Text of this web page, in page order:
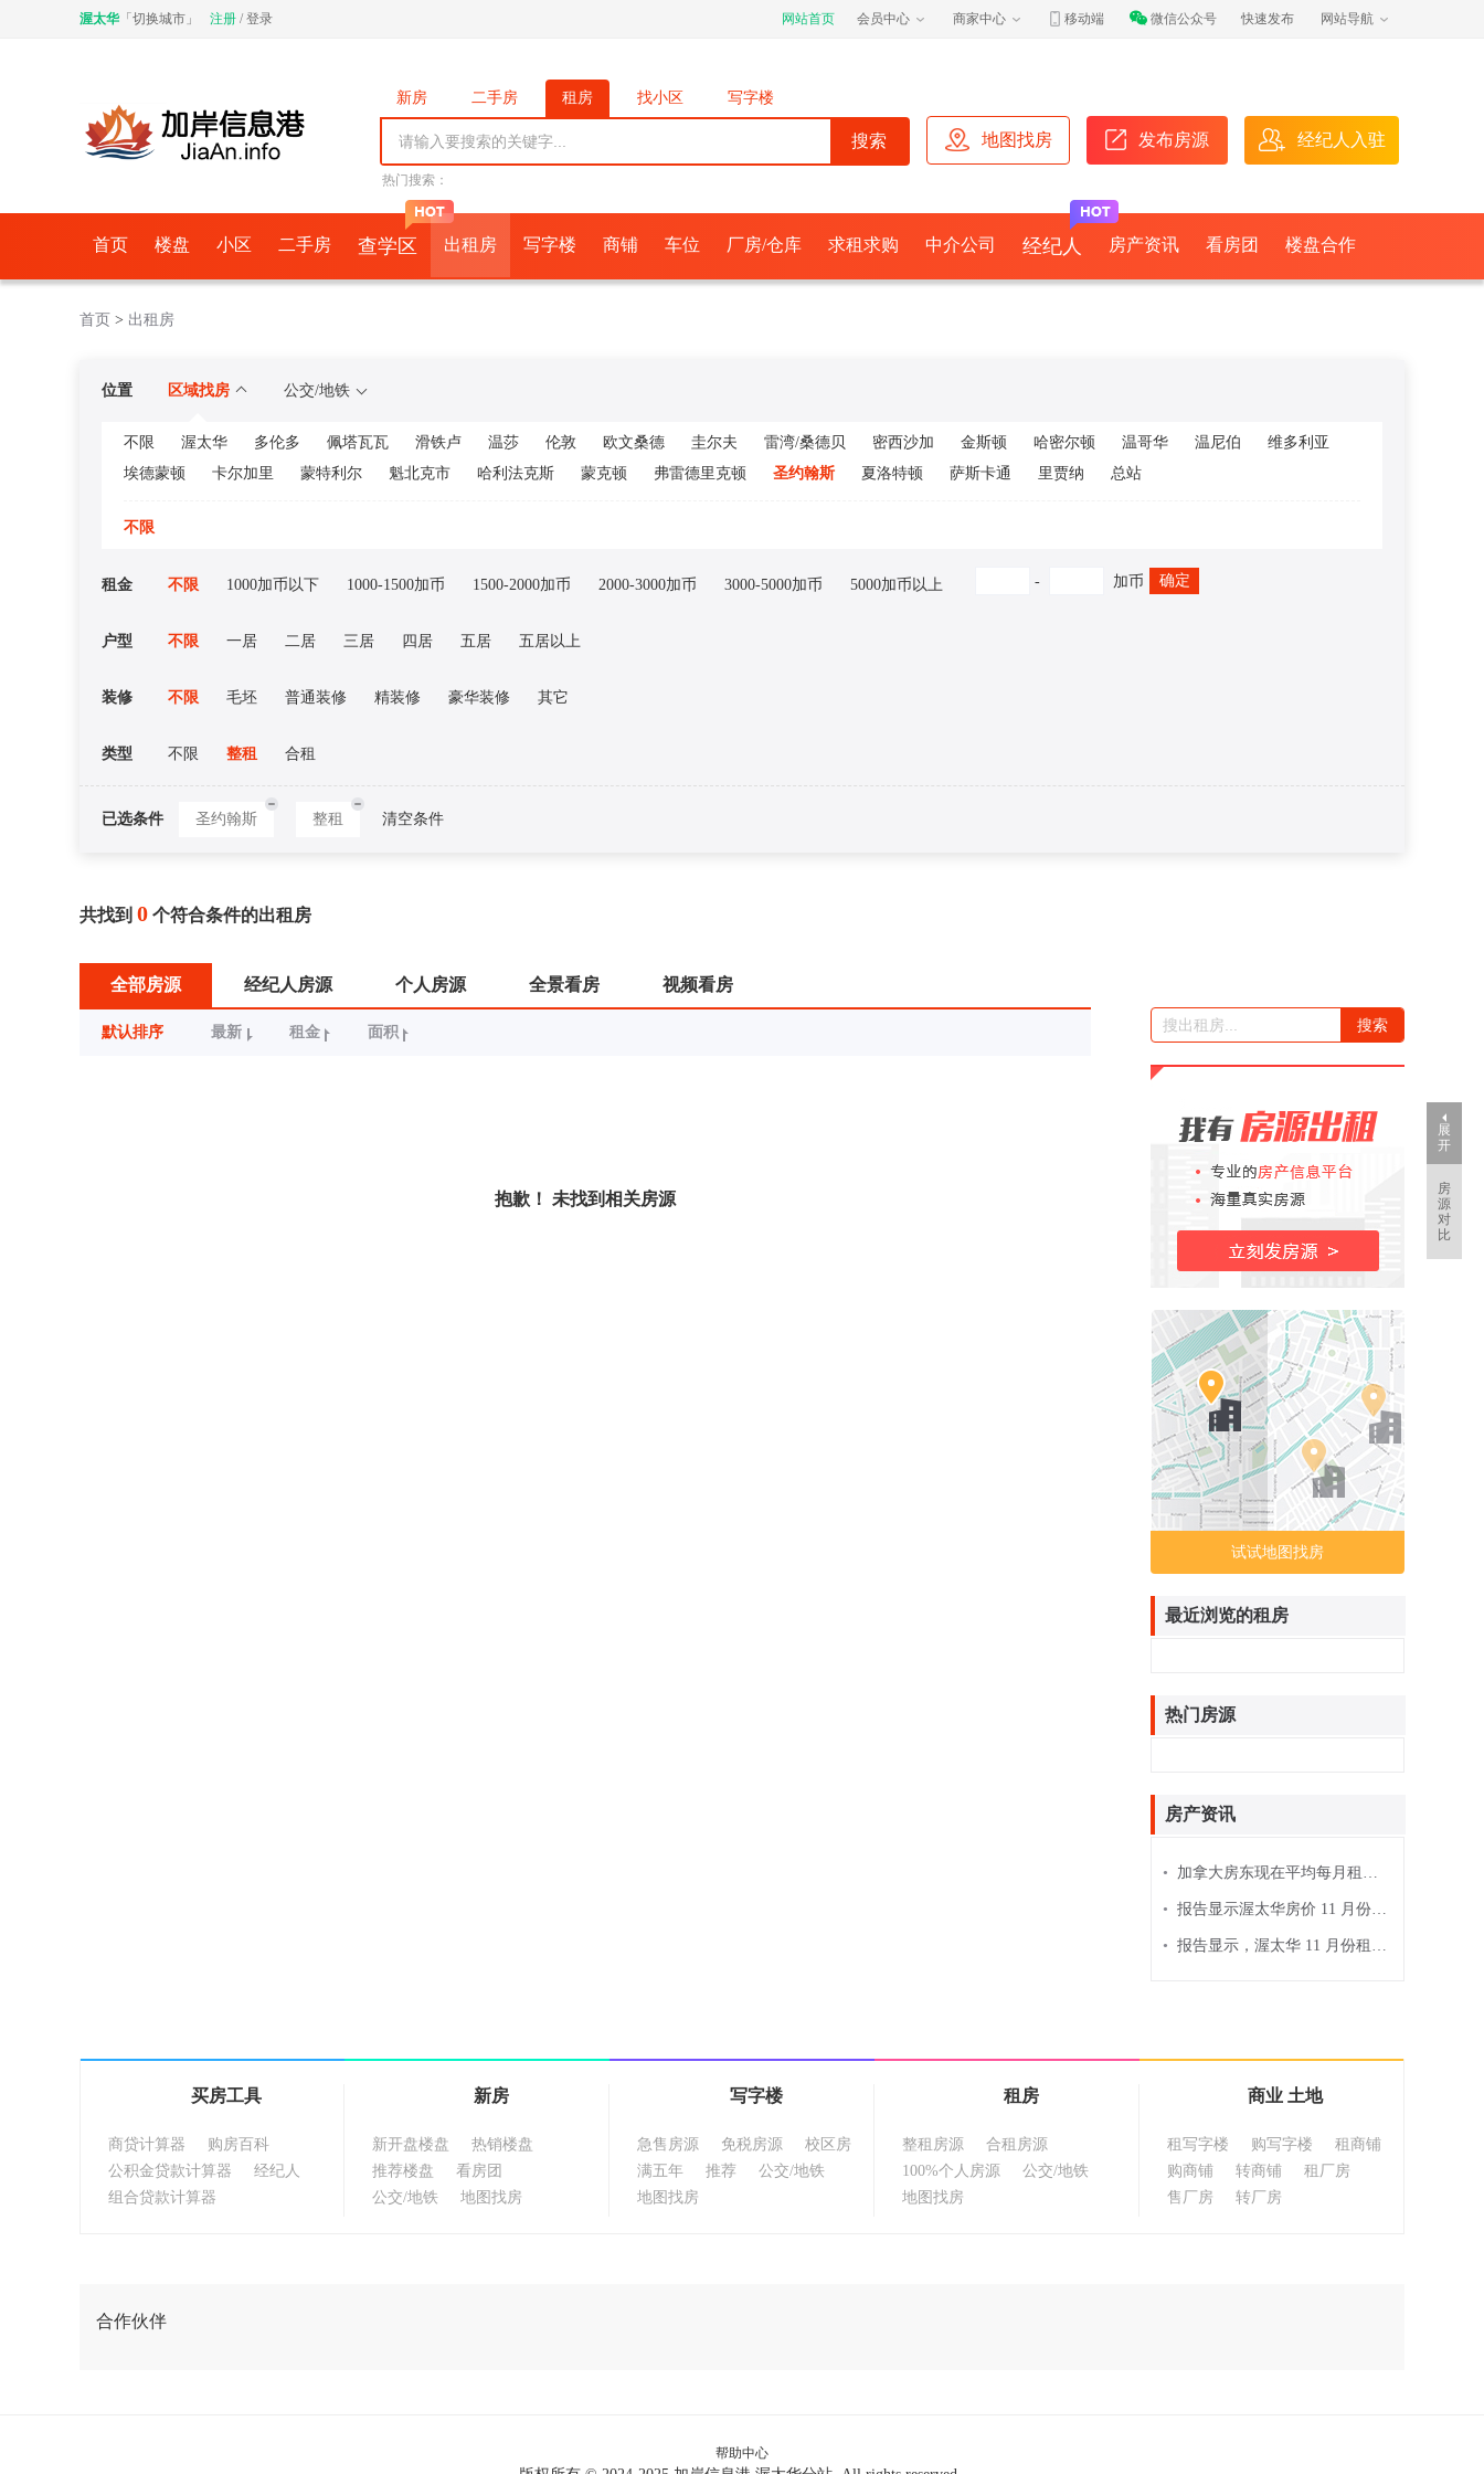
渥太华「 切换城市 」 注册 /登录 网站首页 会员中心 商家中心 移动端 微信公众号 快速发布 网站导航
新房 二手房 租房 找小区 写字楼
商铺 车位 厂房/仓库
中介公司
热门搜索：
地图找房 发布房源 经纪人入驻
首页 楼盘 小区 二手房 查学区 出租房 写字楼 商铺 车位 厂房/仓库 求租求购 中介公司 经纪人 房产资讯 看房团 楼盘合作
首页 > 出租房
位置 区域找房 公交/地铁
不限 渥太华 多伦多 佩塔瓦瓦 滑铁卢 温莎 伦敦 欧文桑德 圭尔夫 雷湾/桑德贝 密西沙加 金斯顿 哈密尔顿 温哥华 温尼伯
维多利亚
埃德蒙顿
卡尔加里 蒙特利尔 魁北克市 哈利法克斯 蒙克顿 弗雷德里克顿 圣约翰斯 夏洛特顿 萨斯卡通 里贾纳 总站
不限
租金 不限 1000加币以下 1000-1500加币 1500-2000加币 2000-3000加币 3000-5000加币 5000加币以上 - 加币 确定
户型 不限 一居 二居 三居 四居 五居 五居以上
装修 不限 毛坯 普通装修 精装修 豪华装修 其它
类型 不限 整租 合租
已选条件 圣约翰斯 整租 清空条件
共找到 0 个符合条件的出租房
试试地图找房
最近浏览的租房
热门房源
房产资讯
• 加拿大房东现在平均每月租金为 2,185 美元
• 报告显示渥太华房价 11 月份上涨 4.6％
• 报告显示，渥太华 11 月份租金价格下跌 3％
全部房源 经纪人房源 个人房源 全景看房 视频看房
默认排序 最新 租金 面积
抱歉！ 未找到相关房源
展
开
房
源
对
比
买房工具
商贷计算器
购房百科
公积金贷款计算器
经纪人
组合贷款计算器
新房
新开盘楼盘
热销楼盘
推荐楼盘
看房团
公交/地铁
地图找房
写字楼
急售房源 免税房源
校区房
满五年
推荐
公交/地铁
地图找房
租房
整租房源
合租房源
100%个人房源
公交/地铁
地图找房
商业 土地
租写字楼 购写字楼
租商铺
购商铺
转商铺
租厂房
售厂房
转厂房
合作伙伴
帮助中心